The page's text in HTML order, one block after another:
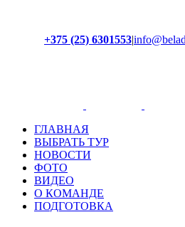
+375 (25) 6301553|
ГЛАВНАЯ
ВЫБРАТЬ ТУР
НОВОСТИ
ФОТО
ВИДЕО
О КОМАНДЕ
ПОДГОТОВКА